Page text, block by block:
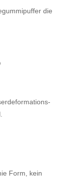
die
Form, kein